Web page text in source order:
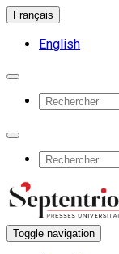
Français
English
Toggle navigation